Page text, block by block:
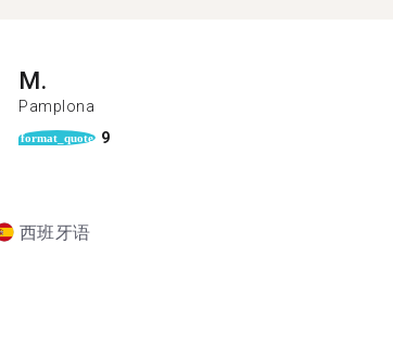
M.
Pamplona
format_quote 9
西班牙语